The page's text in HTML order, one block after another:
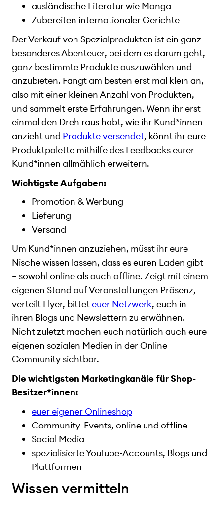
ausländische Literatur wie Manga
Zubereiten internationaler Gerichte
Der Verkauf von Spezialprodukten ist ein ganz
besonderes Abenteuer, bei dem es darum geht,
ganz bestimmte Produkte auszuwählen und
anzubieten. Fangt am besten erst mal klein an,
also mit einer kleinen Anzahl von Produkten,
und sammelt erste Erfahrungen. Wenn ihr erst
einmal den Dreh raus habt, wie ihr Kund*innen
anzieht und Produkte versendet, könnt ihr eure
Produktpalette mithilfe des Feedbacks eurer
Kund*innen allmählich erweitern.
Wichtigste Aufgaben:
Promotion & Werbung
Lieferung
Versand
Um Kund*innen anzuziehen, müsst ihr eure
Nische wissen lassen, dass es euren Laden gibt
– sowohl online als auch offline. Zeigt mit einem
eigenen Stand auf Veranstaltungen Präsenz,
verteilt Flyer, bitteteuer Netzwerk, euch in
ihren Blogs und Newslettern zu erwähnen.
Nicht zuletzt machen euch natürlich auch eure
eigenen sozialen Medien in der Online-
Community sichtbar.
Die wichtigsten Marketingkanäle für Shop-
Besitzer*innen:
euer eigener Onlineshop
Community-Events, online und offline
Social Media
spezialisierte YouTube-Accounts, Blogs und
Plattformen
Wissen vermitteln